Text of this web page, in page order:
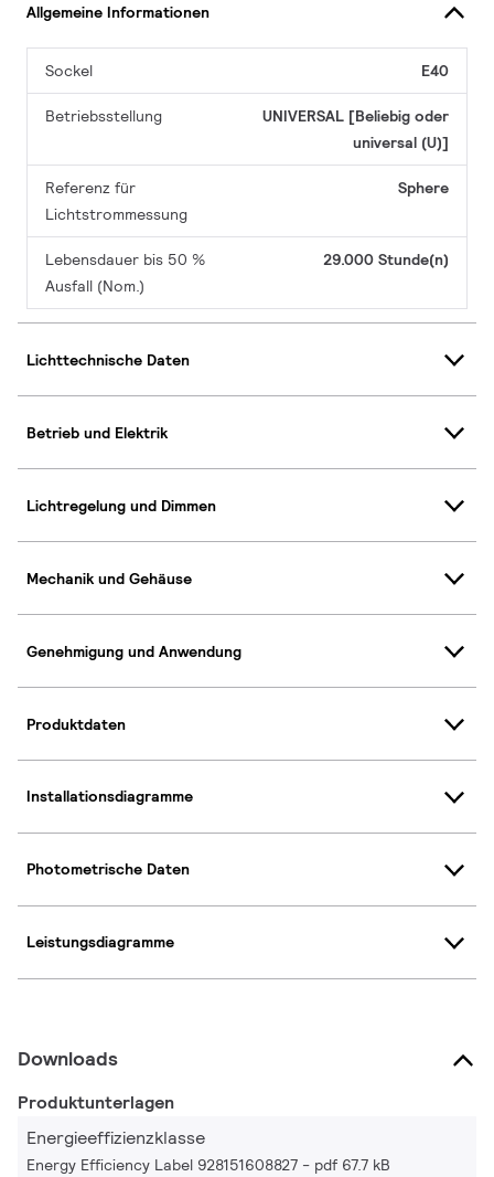
Allgemeine Informationen
Sockel E40
Betriebsstellung
UNIVERSAL [Beliebig oder
universal (U)]
Referenz für
Lichtstrommessung
Sphere
Lebensdauer bis 50 %
Ausfall (Nom.)
29.000 Stunde(n)
Lichttechnische Daten
Betrieb und Elektrik
Lichtregelung und Dimmen
Mechanik und Gehäuse
Genehmigung und Anwendung
Produktdaten
Installationsdiagramme
Photometrische Daten
Leistungsdiagramme
Downloads
Produktunterlagen
Energieeffizienzklasse
Energy Efficiency Label 928151608827 pdf 67.7 kB